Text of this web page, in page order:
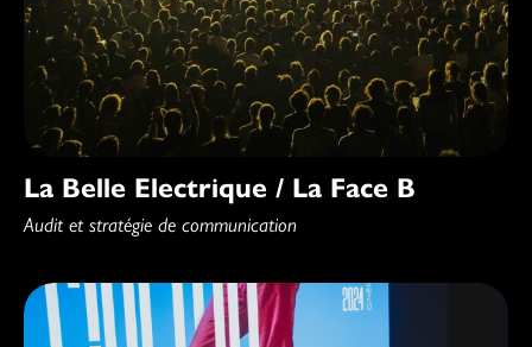
La Belle Electrique / La Face B
Audit et stratégie de communication